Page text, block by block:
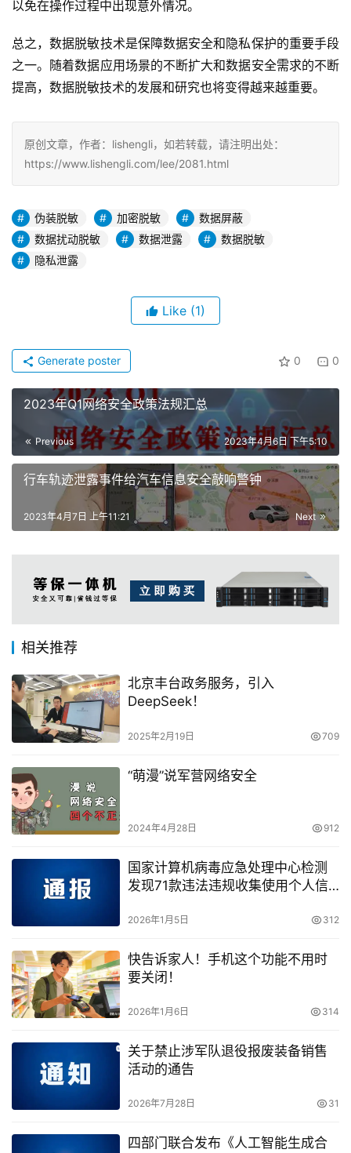
以免在操作过程中出现意外情况。
总之，数据脱敏技术是保障数据安全和隐私保护的重要手段
之一。随着数据应用场景的不断扩大和数据安全需求的不断
提高，数据脱敏技术的发展和研究也将变得越来越重要。
原创文章，作者：lishengli，如若转载，请注明出处：
https://www.lishengli.com/lee/2081.html
伪装脱敏 加密脱敏
数据屏蔽
数据扰动脱敏
数据泄露
数据脱敏
隐私泄露
Like (1)
0 0
Generate poster
2023年Q1网络安全政策法规汇总
Previous 2023年4月6日 下午5:10
行车轨迹泄露事件给汽车信息安全敲响警钟
Next
2023年4月7日 上午11:21
相关推荐
北京丰台政务服务，引入
DeepSeek！
2025年2月19日 709
“萌漫”说军营网络安全
2024年4月28日 912
国家计算机病毒应急处理中心检测
发现71款违法违规收集使用个人信
2026年1月5日 312
快告诉家人！手机这个功能不用时
要关闭！
2026年1月6日 314
关于禁止涉军队退役报废装备销售
活动的通告
2026年7月28日 31
四部门联合发布《人工智能生成合